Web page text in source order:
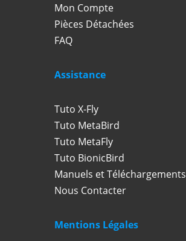
Mon Compte
Pièces Détachées
FAQ
Assistance
Tuto X-Fly
Tuto MetaBird
Tuto MetaFly
Tuto BionicBird
Manuels et Téléchargements
Nous Contacter
Mentions Légales